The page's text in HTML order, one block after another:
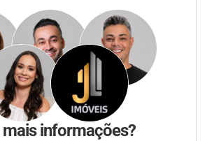
mais informações?